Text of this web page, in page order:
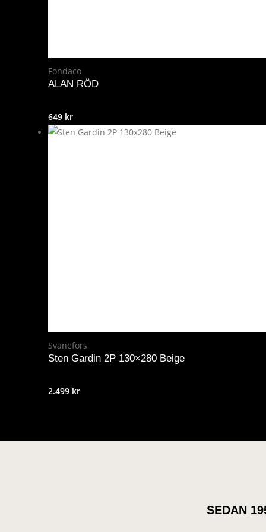
Fondaco
ALAN RÖD
649 kr
Svanefors
Sten Gardin 2P 130×280 Beige
2.499 kr
SEDAN